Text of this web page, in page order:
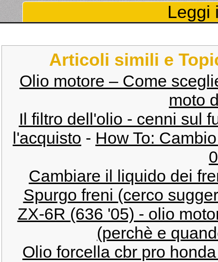
Leggi
Articoli simili e
Olio motore – Come
moto
Il filtro dell'olio - cenni sul
l'acquisto - How To:
Cambiare il liquido dei
Spurgo freni (cerco
ZX-6R (636 '05) - olio
(perchè e
Olio forcella cbr pro